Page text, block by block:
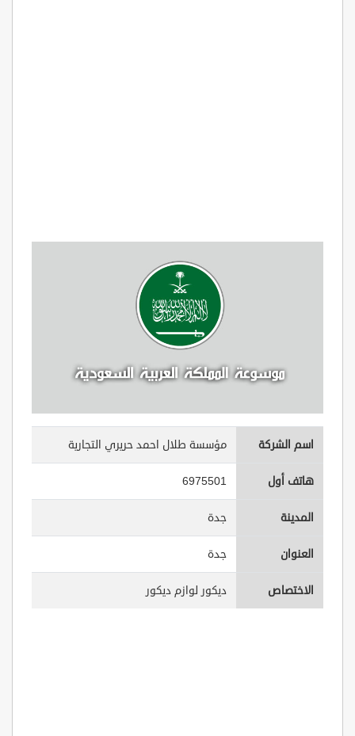
اسم الشركة مؤسسة طلال احمد حريري التجارية
هاتف أول 6975501
المدينة جدة
العنوان جدة
الاختصاص ديكور لوازم ديكور